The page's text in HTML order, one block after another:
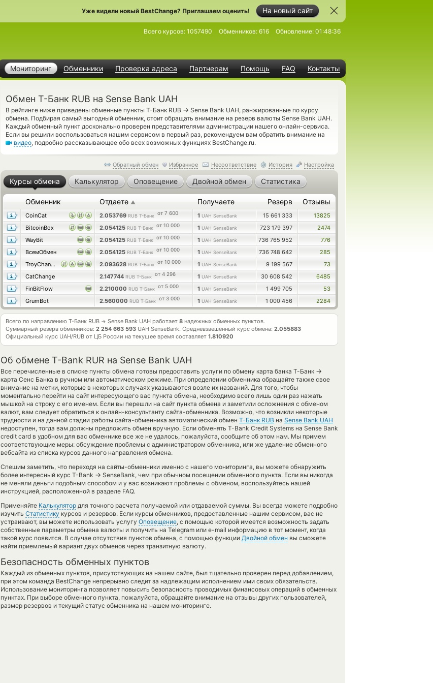
На новый сайт
Уже видели новый BestChange? Приглашаем оценить!
Мониторинг Обменники Проверка адреса Партнерам Помощь FAQ Контакты
Всего курсов: 1057490 Обменников: 616 Обновление: 01:48:36
Обмен Т-Банк RUB на Sense Bank UAH
В рейтинге ниже приведены обменные пункты Т-Банк RUB → Sense Bank UAH, ранжированные по курсу
обмена. Подбирая самый выгодный обменник, стоит обращать внимание на резерв валюты Sense Bank UAH.
Каждый обменный пункт досконально проверен представителями администрации нашего онлайн-сервиса.
Если вы решили воспользоваться нашим сервисом в первый раз, рекомендуем вам обратить внимание на
видео, подробно рассказывающее обо всех возможных функциях BestChange.ru.
Обратный обмен Избранное Несоответствие История Настройка
Курсы обмена Калькулятор Оповещение Двойной обмен Статистика
Обменник Отдаете ▲ Получаете Резерв Отзывы
CoinCat 2.053769 RUB Т-Банк от 7 600 1 UAH SenseBank 15 661 333
13825
BitcoinBox
2.054125 RUB Т-Банк от 10 000 1 UAH SenseBank 723 179 397
2474
WayBit
2.054125 RUB Т-Банк от 10 000 1 UAH SenseBank 736 765 952
776
ВсемОбмен
2.054125 RUB Т-Банк от 10 000 1 UAH SenseBank 736 748 642
285
TroyChange
2.093628 RUB Т-Банк от 10 000 1 UAH SenseBank 9 199 567
73
CatChange
2.147744 RUB Т-Банк от 4 296 1 UAH SenseBank 30 608 542
6485
FinBitFlow
2.210000 RUB Т-Банк от 5 000 1 UAH SenseBank 1 499 705
53
GrumBot
2.560000 RUB Т-Банк от 3 000 1 UAH SenseBank 1 000 456 2284
Всего по направлению Т-Банк RUB → Sense Bank UAH работает 8 надежных обменных пунктов.
Суммарный резерв обменников: 2 254 663 593 UAH SenseBank. Средневзвешенный курс обмена: 2.055883
Официальный курс UAH/RUB от ЦБ России на текущее время составляет 1.810920
Об обмене T-Bank RUR на Sense Bank UAH
Все перечисленные в списке пункты обмена готовы предоставить услуги по обмену карта банка Т-Банк →
карта Сенс Банка в ручном или автоматическом режиме. При определении обменника обращайте также свое
внимание на метки, которые в некоторых случаях указываются возле их названий. Для того, чтобы
моментально перейти на сайт интересующего вас пункта обмена, необходимо всего лишь один раз нажать
мышкой на строку с его именем. Если вы перешли на сайт пункта обмена и заметили осложнения с обменом
валют, вам следует обратиться к онлайн-консультанту сайта-обменника. Возможно, что возникли некоторые
трудности и на данной стадии работы сайта-обменника автоматический обмен Т-Банк RUB на Sense Bank UAH
недоступен, тогда вам должны предложить обмен вручную. Если обменять T-Bank Credit Systems на Sense Bank
credit card в удобном для вас обменнике все же не удалось, пожалуйста, сообщите об этом нам. Мы примем
соответствующие меры: обсуждение проблемы с администратором обменника, или же удаление обменного
вебсайта из списка курсов данного направления обмена.
Спешим заметить, что переходя на сайты-обменники именно с нашего мониторинга, вы можете обнаружить
более интересный курс T-Bank → SenseBank, чем при обычном посещении обменного пункта. Если вы никогда
не меняли деньги подобным способом и у вас возникают проблемы с обменом, воспользуйтесь нашей
инструкцией, расположенной в разделе FAQ.
Применяйте Калькулятор для точного расчета получаемой или отдаваемой суммы. Вы всегда можете подробно
изучить Статистику курсов и резервов. Если курсы обменников, предоставленные нашим сервисом, вас не
устраивают, вы можете использовать услугу Оповещение, с помощью которой имеется возможность задать
собственные параметры обмена валюты и получить на Telegram или e-mail информацию в тот момент, когда
такой курс появится. В случае отсутствия пунктов обмена, с помощью функции Двойной обмен вы сможете
найти приемлемый вариант двух обменов через транзитную валюту.
Безопасность обменных пунктов
Каждый из обменных пунктов, присутствующих на нашем сайте, был тщательно проверен перед добавлением,
при этом команда BestChange непрерывно следит за надлежащим исполнением ими своих обязательств.
Использование мониторинга позволяет повысить безопасность проводимых финансовых операций в обменных
пунктах. При выборе обменного пункта, пожалуйста, обращайте внимание на отзывы других пользователей,
размер резервов и текущий статус обменника на нашем мониторинге.